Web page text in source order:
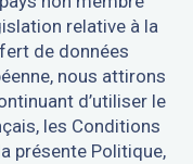
relative à la
de données
nous attirons
d’utiliser le
les Conditions
présente Politique,